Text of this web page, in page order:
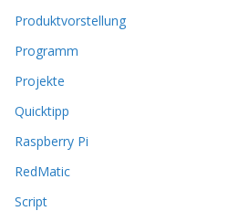
n
e
n
u
f
e
r
Produktvorstellung
Programm
Projekte
Quicktipp
Raspberry Pi
RedMatic
Script